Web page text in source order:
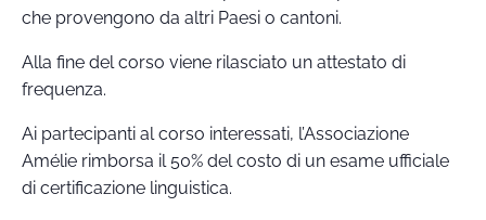
che provengono da altri Paesi o cantoni.
Alla fine del corso viene rilasciato un attestato di
frequenza.
Ai partecipanti al corso interessati, l’Associazione
Amélie rimborsa il 50% del costo di un esame ufficiale
di certificazione linguistica.